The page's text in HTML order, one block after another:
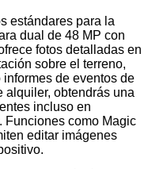
estándares para la
dual de 48 MP con
fotos detalladas en
sobre el terreno,
de eventos de
alquiler, obtendrás una
incluso en
como Magic
editar imágenes